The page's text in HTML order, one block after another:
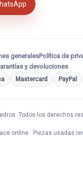
generalesPolítica de
y devoluciones
Mastercard PayPal
Todos los derechos
online · Piezas usadas